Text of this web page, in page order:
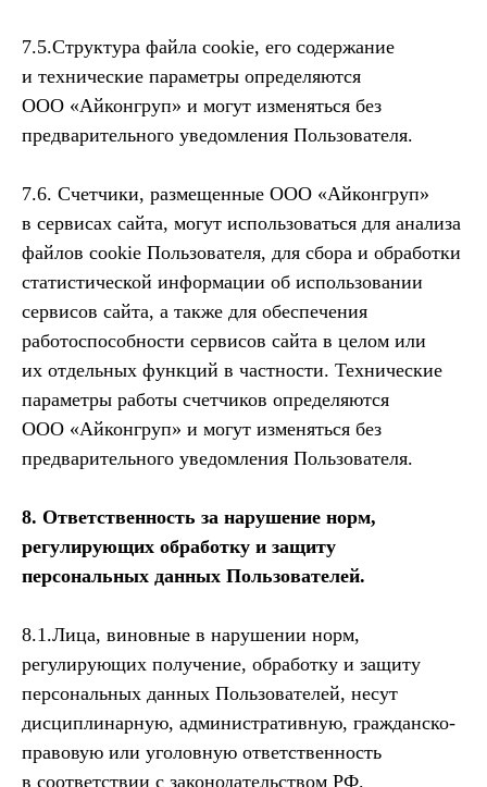
7.5.Структура файла cookie, его содержание
и технические параметры определяются
ООО «Айконгруп» и могут изменяться без
предварительного уведомления Пользователя.
7.6. Счетчики, размещенные ООО «Айконгруп»
в сервисах сайта, могут использоваться для анализа
файлов cookie Пользователя, для сбора и обработки
статистической информации об использовании
сервисов сайта, а также для обеспечения
работоспособности сервисов сайта в целом или
их отдельных функций в частности. Технические
параметры работы счетчиков определяются
ООО «Айконгруп» и могут изменяться без
предварительного уведомления Пользователя.
8. Ответственность за нарушение норм,
регулирующих обработку и защиту
персональных данных Пользователей.
8.1.Лица, виновные в нарушении норм,
регулирующих получение, обработку и защиту
персональных данных Пользователей, несут
дисциплинарную, административную, гражданско-
правовую или уголовную ответственность
в соответствии с законодательством РФ.